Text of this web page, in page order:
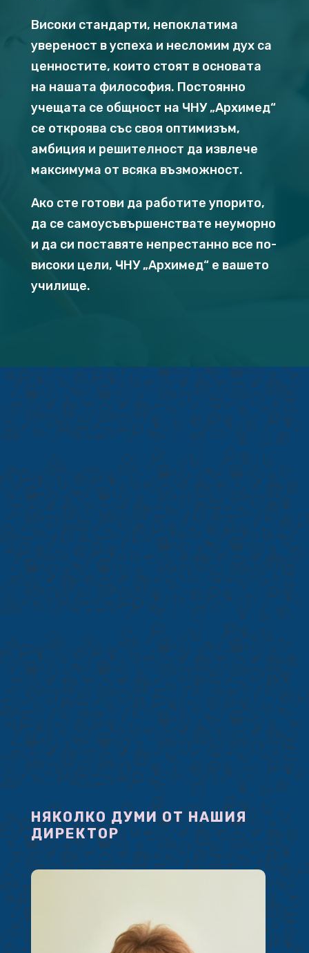
Високи стандарти, непоклатима
увереност в успеха и несломим дух са
ценностите, които стоят в основата
на нашата философия. Постоянно
учещата се общност на ЧНУ „Архимед“
се откроява със своя оптимизъм,
амбиция и решителност да извлече
максимума от всяка възможност.
Ако сте готови да работите упорито,
да се самоусъвършенствате неуморно
и да си поставяте непрестанно все по-
високи цели, ЧНУ „Архимед“ е вашето
училище.
НЯКОЛКО ДУМИ ОТ НАШИЯ
ДИРЕКТОР